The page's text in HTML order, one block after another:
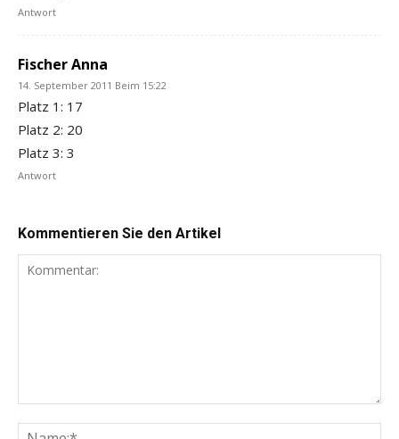
Antwort
Fischer Anna
14. September 2011 Beim 15:22
Platz 1: 17
Platz 2: 20
Platz 3: 3
Antwort
Kommentieren Sie den Artikel